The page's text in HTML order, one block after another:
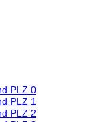
PLZ 0
PLZ 1
PLZ 2